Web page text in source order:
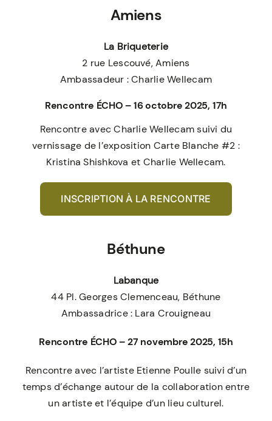
Amiens
La Briqueterie
2 rue Lescouvé, Amiens
Ambassadeur : Charlie Wellecam
Rencontre ÉCHO – 16 octobre 2025, 17h
Rencontre avec Charlie Wellecam suivi du
vernissage de l’exposition Carte Blanche #2 :
Kristina Shishkova et Charlie Wellecam.
INSCRIPTION À LA RENCONTRE
Béthune
Labanque
44 Pl. Georges Clemenceau, Béthune
Ambassadrice : Lara Crouigneau
Rencontre ÉCHO – 27 novembre 2025, 15h
Rencontre avec l’artiste Etienne Poulle suivi d’un
temps d’échange autour de la collaboration entre
un artiste et l’équipe d’un lieu culturel.